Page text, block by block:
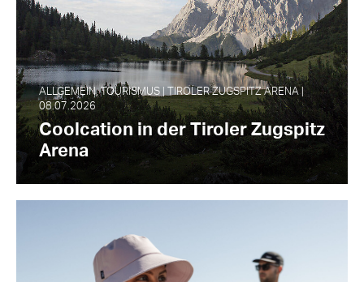
ALLGEMEIN, TOURISMUS | TIROLER ZUGSPITZ ARENA |
08.07.2026
Coolcation in der Tiroler Zugspitz
Arena